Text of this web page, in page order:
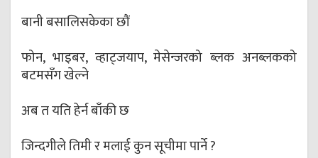
बानी बसालिसकेका छौं
फोन, भाइबर, व्हाट्जयाप, मेसेन्जरको ब्लक अनब्लकको
बटमसँग खेल्ने
अब त यति हेर्न बाँकी छ
जिन्दगीले तिमी र मलाई कुन सूचीमा पार्ने ?